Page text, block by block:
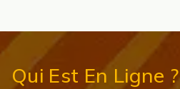
Qui Est En Ligne ?